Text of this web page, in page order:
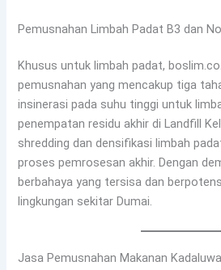
Pemusnahan Limbah Padat B3 dan
Khusus untuk limbah padat,
pemusnahan yang mencakup tiga
insinerasi pada suhu tinggi untuk
penempatan residu akhir di Landfill
shredding dan densifikasi limbah
proses pemrosesan akhir. Dengan
berbahaya yang tersisa dan
lingkungan sekitar Dumai.
Jasa Pemusnahan Makanan